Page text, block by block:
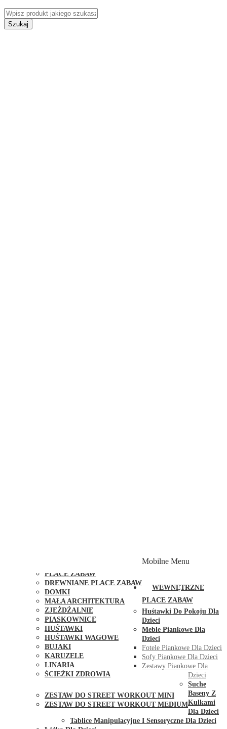
Szukaj
PLACE ZABAW
DREWNIANE PLACE ZABAW
DOMKI
MAŁA ARCHITEKTURA
ZJEŻDŻALNIE
PIASKOWNICE
HUŚTAWKI
HUŚTAWKI WAGOWE
BUJAKI
KARUZELE
LINARIA
ŚCIEŻKI ZDROWIA
ZESTAW DO STREET WORKOUT MINI
ZESTAW DO STREET WORKOUT MEDIUM
Mobilne Menu
WEWNĘTRZNE
PLACE ZABAW
Huśtawki Do Pokoju Dla
Dzieci
Meble Piankowe Dla
Dzieci
Fotele Piankowe Dla Dzieci
Sofy Piankowe Dla Dzieci
Zestawy Piankowe Dla
Dzieci
Suche
Baseny Z
Kulkami
Dla Dzieci
Tablice Manipulacyjne I Sensoryczne Dla Dzieci